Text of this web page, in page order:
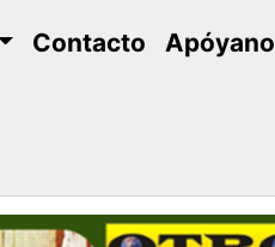
Contacto